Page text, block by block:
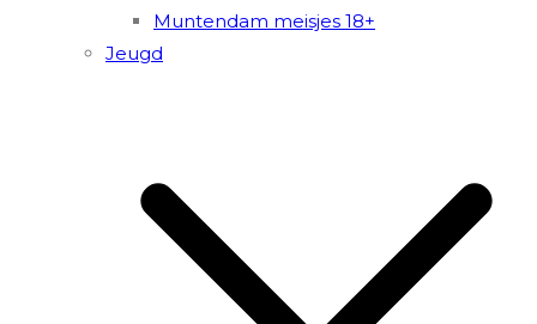
Muntendam meisjes 18+
Jeugd